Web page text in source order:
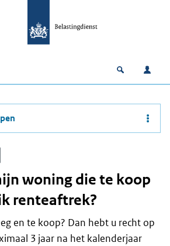
Open
woning die te koop
renteaftrek?
en te koop? Dan hebt u recht op
3 jaar na het kalenderjaar